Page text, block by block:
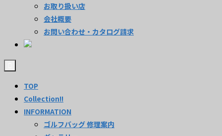
お取り扱い店
会社概要
お問い合わせ・カタログ請求
TOP
Collection!!
INFORMATION
ゴルフバッグ 修理案内